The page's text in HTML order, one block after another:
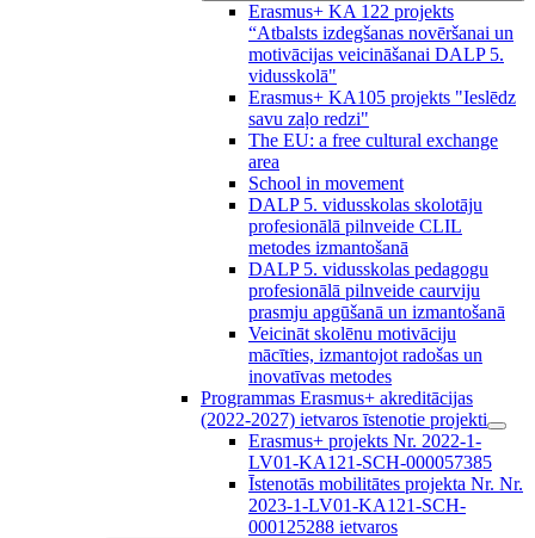
Erasmus+ KA 122 projekts
“Atbalsts izdegšanas novēršanai un
motivācijas veicināšanai DALP 5.
vidusskolā"
Erasmus+ KA105 projekts "Ieslēdz
savu zaļo redzi"
The EU: a free cultural exchange
area
School in movement
DALP 5. vidusskolas skolotāju
profesionālā pilnveide CLIL
metodes izmantošanā
DALP 5. vidusskolas pedagogu
profesionālā pilnveide caurviju
prasmju apgūšanā un izmantošanā
Veicināt skolēnu motivāciju
mācīties, izmantojot radošas un
inovatīvas metodes
Programmas Erasmus+ akreditācijas
(2022-2027) ietvaros īstenotie projekti
Erasmus+ projekts Nr. 2022-1-
LV01-KA121-SCH-000057385
Īstenotās mobilitātes projekta Nr. Nr.
2023-1-LV01-KA121-SCH-
000125288 ietvaros